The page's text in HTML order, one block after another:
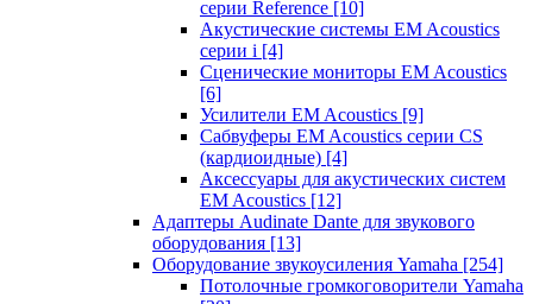
серии Reference [10]
Акустические системы EM Acoustics
серии i [4]
Сценические мониторы EM Acoustics
[6]
Усилители EM Acoustics [9]
Сабвуферы EM Acoustics серии CS
(кардиоидные) [4]
Аксессуары для акустических систем
EM Acoustics [12]
Адаптеры Audinate Dante для звукового
оборудования [13]
Оборудование звукоусиления Yamaha [254]
Потолочные громкоговорители Yamaha